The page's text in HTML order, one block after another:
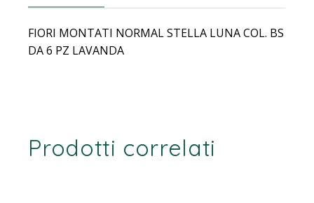
FIORI MONTATI NORMAL STELLA LUNA COL. BS
DA 6 PZ LAVANDA
Prodotti correlati